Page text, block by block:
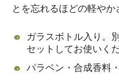
とを忘れるほどの軽やか
ガラスボトル入り。
セットしてお使いく
パラベン・合成香料